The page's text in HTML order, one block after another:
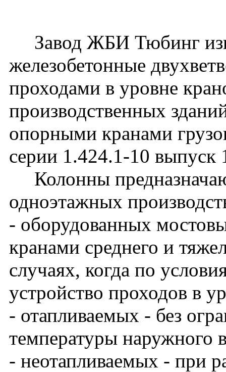
Завод ЖБИ Тюбинг
железобетонные
проходами в уровне
производственных
опорными кранами
серии 1.424.1-10 выпуск
Колонны
одноэтажных
- оборудованных
кранами среднего и
случаях, когда по
устройство проходов в
- отапливаемых - без
температуры наружного
- неотапливаемых - при